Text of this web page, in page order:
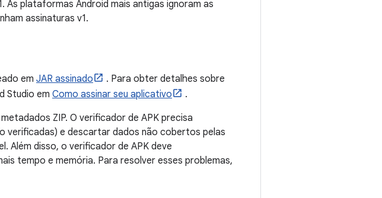
As plataformas Android mais antigas ignoram as
assinaturas v1.
em JAR assinado
. Para obter detalhes sobre
Studio em Como assinar seu aplicativo
.
ZIP. O verificador de APK precisa
verificadas) e descartar dados não cobertos pelas
Além disso, o verificador de APK deve
tempo e memória. Para resolver esses problemas,